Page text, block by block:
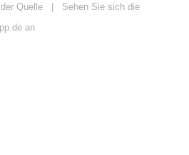
Quelle | Sehen Sie sich die
an